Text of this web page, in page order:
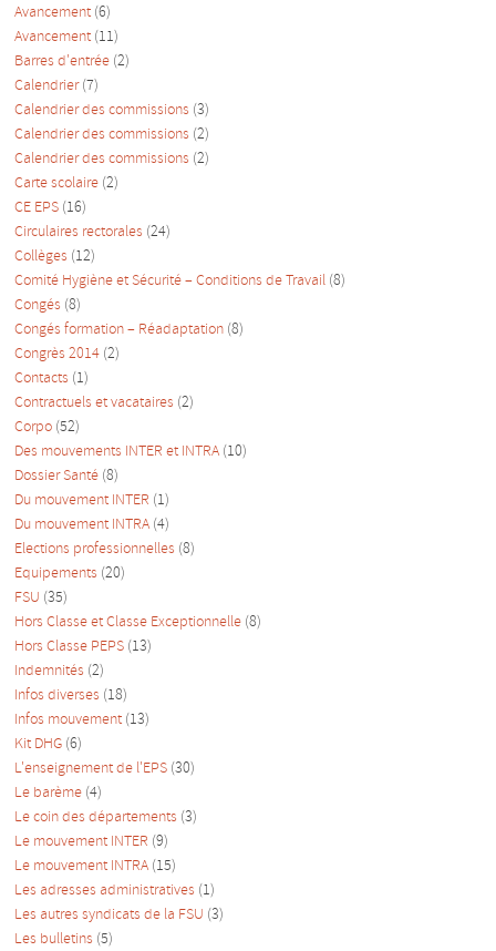
Avancement (6)
Avancement (11)
Barres d'entrée (2)
Calendrier(7)
Calendrier des commissions (3)
Calendrier des commissions (2)
Calendrier des commissions (2)
Carte scolaire (2)
CE EPS (16)
Circulaires rectorales (24)
Collèges (12)
Comité Hygiène et Sécurité – Conditions de Travail (8)
Congés (8)
Congés formation – Réadaptation (8)
Congrès 2014 (2)
Contacts (1)
Contractuels et vacataires (2)
Corpo (52)
Des mouvements INTER et INTRA (10)
Dossier Santé (8)
Du mouvement INTER (1)
Du mouvement INTRA (4)
Elections professionnelles (8)
Equipements (20)
FSU (35)
Hors Classe et Classe Exceptionnelle (8)
Hors Classe PEPS (13)
Indemnités (2)
Infos diverses (18)
Infos mouvement (13)
Kit DHG (6)
L'enseignement de l'EPS (30)
Le barème (4)
Le coin des départements (3)
Le mouvement INTER (9)
Le mouvement INTRA (15)
Les adresses administratives (1)
Les autres syndicats de la FSU (3)
Les bulletins (5)